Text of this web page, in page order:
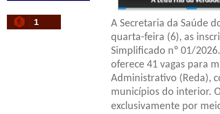
1
A Secretaria da Saúde
quarta-feira (6), as
Simplificado nº 01/
oferece 41 vagas para
Administrativo (Reda),
municípios do interior.
exclusivamente por